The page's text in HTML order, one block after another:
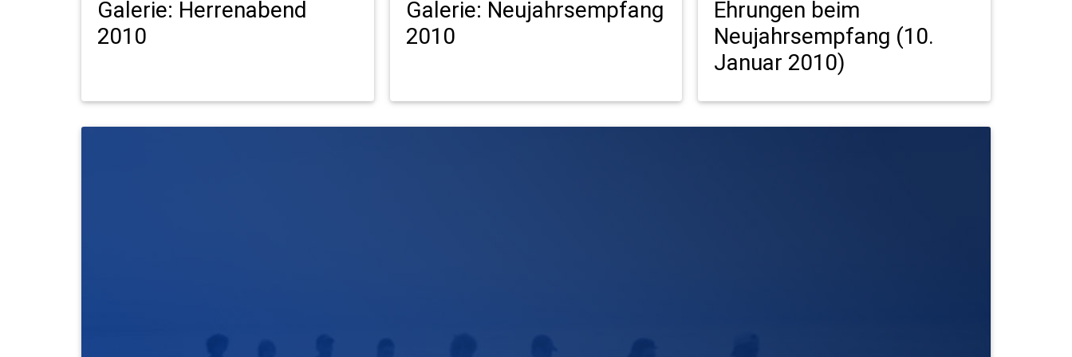
Galerie: Herrenabend
2010
Galerie: Neujahrsempfang
2010
Ehrungen beim
Neujahrsempfang (10.
Januar 2010)